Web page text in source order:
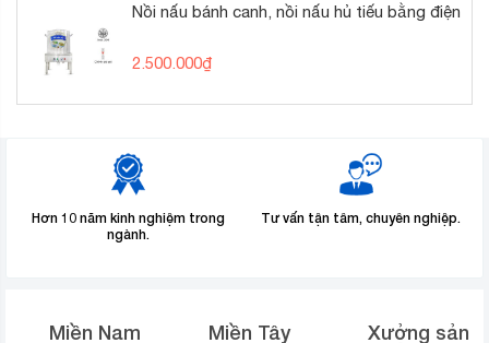
Nồi nấu bánh canh, nồi nấu hủ tiếu bằng điện
2.500.000₫
Hơn 10 năm kinh nghiệm trong
ngành.
Tư vấn tận tâm, chuyên nghiệp.
Miền Nam Miền Tây
Xưởng sản